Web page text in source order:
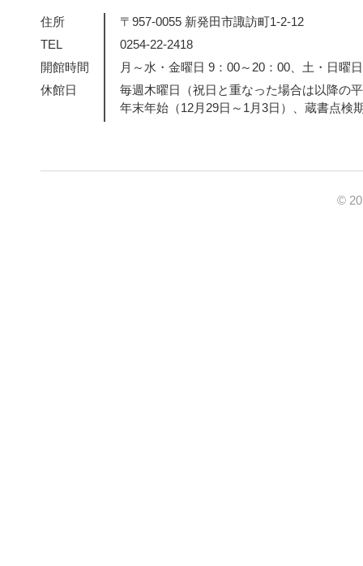
住所
〒957-0055 新発田市諏訪町1-2-12
TEL
0254-22-2418
開館時間
月～水・金曜日 9：00～20：00、土・日曜
休館日
毎週木曜日（祝日と重なった場合は以降の
年末年始（12月29日～1月3日）、蔵書点検
©